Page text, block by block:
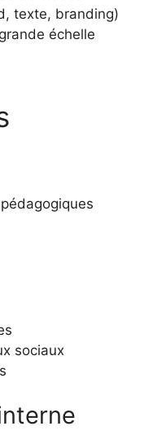
texte, branding)
échelle
sociaux